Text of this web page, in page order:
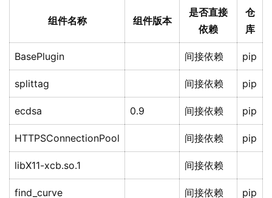
组件名称 组件版本
是否直接
依赖
仓
库
BasePlugin 间接依赖 pip
splittag 间接依赖 pip
ecdsa 0.9 间接依赖 pip
HTTPSConnectionPool 间接依赖 pip
libX11-xcb.so.1 间接依赖
find_curve 间接依赖 pip